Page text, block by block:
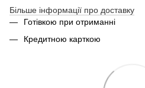
Більше інформації про доставку
Готівкою при отриманні
Кредитною карткою